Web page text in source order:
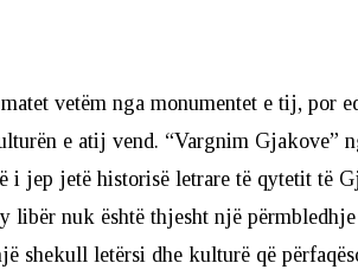
vetëm nga monumentet e tij, por
e atij vend. “Vargnim Gjakove”
i jep jetë historisë letrare të qytetit të
libër nuk është thjesht një përmbledhje
shekull letërsi dhe kulturë që